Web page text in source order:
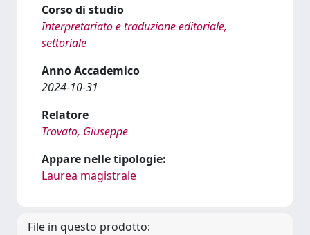
Corso di studio
Interpretariato e traduzione editoriale,
settoriale
Anno Accademico
2024-10-31
Relatore
Trovato, Giuseppe
Appare nelle tipologie:
Laurea magistrale
File in questo prodotto: